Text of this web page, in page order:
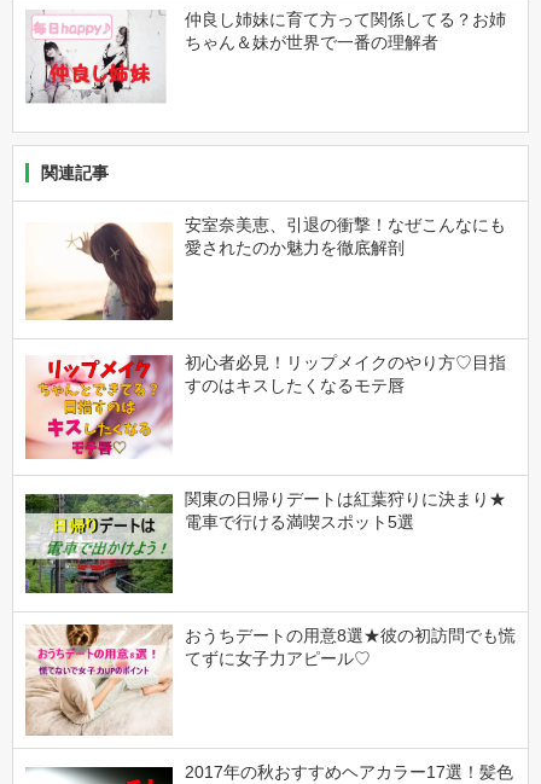
仲良し姉妹に育て方って関係してる？お姉
ちゃん＆妹が世界で一番の理解者
関連記事
安室奈美恵、引退の衝撃！なぜこんなにも
愛されたのか魅力を徹底解剖
初心者必見！リップメイクのやり方♡目指
すのはキスしたくなるモテ唇
関東の日帰りデートは紅葉狩りに決まり★
電車で行ける満喫スポット5選
おうちデートの用意8選★彼の初訪問でも慌
てずに女子力アピール♡
2017年の秋おすすめヘアカラー17選！髪色